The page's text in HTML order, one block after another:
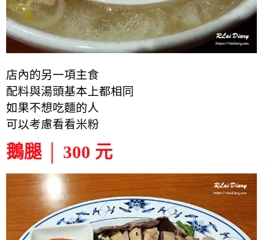
店內的另一項主食
配料與湯頭基本上都相同
如果不想吃麵的人
可以考慮看看米粉
鵝腿 │ 300 元